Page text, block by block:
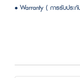
• Warranty ( การรับประ